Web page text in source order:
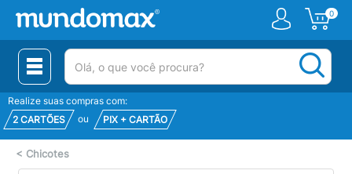
0
(pesquisar)
Realize suas compras com:
2 CARTÕES
ou PIX + CARTÃO
< Chicotes